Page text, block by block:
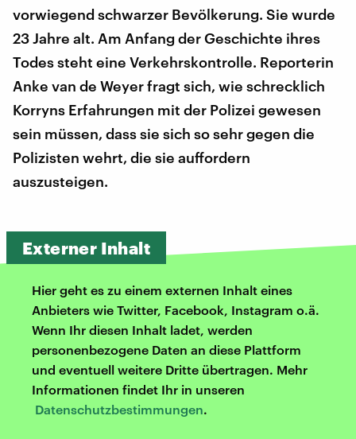
vorwiegend schwarzer Bevölkerung. Sie wurde
23 Jahre alt. Am Anfang der Geschichte ihres
Todes steht eine Verkehrskontrolle. Reporterin
Anke van de Weyer fragt sich, wie schrecklich
Korryns Erfahrungen mit der Polizei gewesen
sein müssen, dass sie sich so sehr gegen die
Polizisten wehrt, die sie auffordern
auszusteigen.
Externer Inhalt
Hier geht es zu einem externen Inhalt eines
Anbieters wie Twitter, Facebook, Instagram o.ä.
Wenn Ihr diesen Inhalt ladet, werden
personenbezogene Daten an diese Plattform
und eventuell weitere Dritte übertragen. Mehr
Informationen findet Ihr in unseren
Datenschutzbestimmungen.